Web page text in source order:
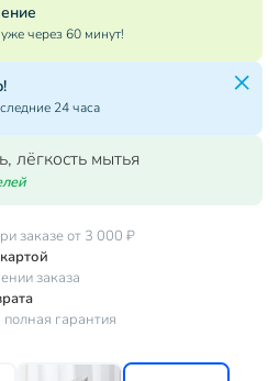
через 60 минут!
24 часа
лёгкость мытья
заказе от 3 000 ₽
заказа
гарантия